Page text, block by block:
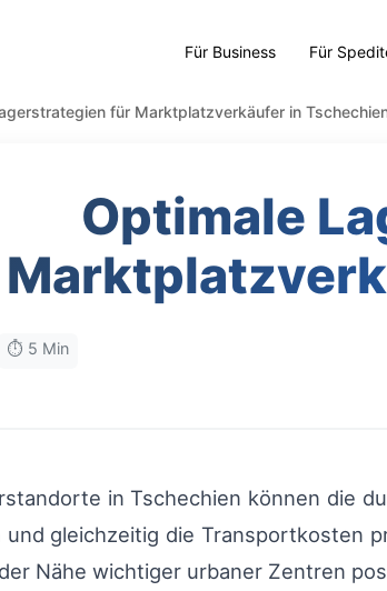
Für Business Für
für Marktplatzverkäufer in
Optimale
⏱️ 5 Min
in Tschechien können die
und gleichzeitig die Transportkosten
Nähe wichtiger urbaner Zentren